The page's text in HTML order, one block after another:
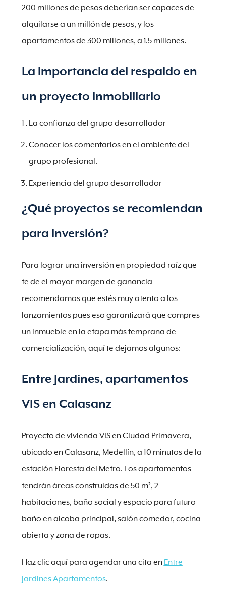
200 millones de pesos deberían ser capaces de
alquilarse a un millón de pesos, y los
apartamentos de 300 millones, a 1.5 millones.
La importancia del respaldo en
un proyecto inmobiliario
La confianza del grupo desarrollador
Conocer los comentarios en el ambiente del
grupo profesional.
Experiencia del grupo desarrollador
¿Qué proyectos se recomiendan
para inversión?
Para lograr una inversión en propiedad raíz que
te de el mayor margen de ganancia
recomendamos que estés muy atento a los
lanzamientos pues eso garantizará que compres
un inmueble en la etapa más temprana de
comercialización, aquí te dejamos algunos:
Entre Jardines, apartamentos
VIS en Calasanz
Proyecto de vivienda VIS en Ciudad Primavera,
ubicado en Calasanz, Medellín, a 10 minutos de la
estación Floresta del Metro. Los apartamentos
tendrán áreas construidas de 50 m², 2
habitaciones, baño social y espacio para futuro
baño en alcoba principal, salón comedor, cocina
abierta y zona de ropas.
Haz clic aquí para agendar una cita en Entre
Jardines Apartamentos.